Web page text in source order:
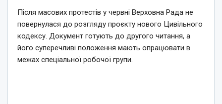
Після масових протестів у червні Верховна Рада не
повернулася до розгляду проєкту нового Цивільного
кодексу. Документ готують до другого читання, а
його суперечливі положення мають опрацювати в
межах спеціальної робочої групи.